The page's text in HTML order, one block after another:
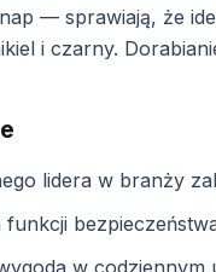
— sprawiają, że
i czarny.
lidera w branży